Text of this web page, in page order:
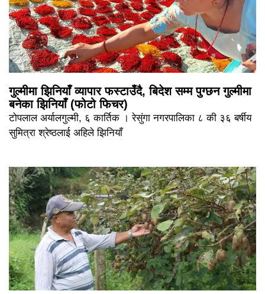
गुल्मीमा झिनियाँ व्यापार फस्टाउँदै, बिदेश सम्म पुग्छन गुल्मीमा
बनेका झिनियाँ (फोटो फिचर)
टोपलाल अर्यालगुल्मी, ६ कार्तिक । रेसुंगा नगरपालिका ८ की ३६ बर्षीय
सुमित्रा श्रेष्ठलाई अहिले झिनियाँ